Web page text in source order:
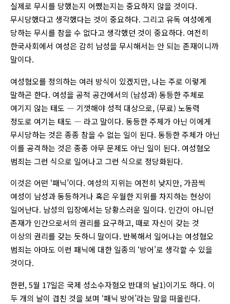
실제로 무시를 당했는지 어쨌는지는 중요하지 않을 것이다.
무시당했다고 생각했다는 것이 중요하다. 그리고 유독 여성에게
당하는 무시를 참을 수 없다고 생각했던 것이 중요하다. 여전히
한국사회에서 여성은 감히 남성을 무시해서는 안 되는 존재이니까
말이다.
여성혐오를 정의하는 여러 방식이 있겠지만, 나는 주로 이렇게
말하곤 한다. 여성을 공적 공간에서의 (남성과) 동등한 주체로
여기지 않는 태도 ― 기껏해야 성적 대상으로, (무료) 노동력
정도로 여기는 태도 ― 라고 말이다. 동등한 주체가 아닌 이에게
무시당하는 것은 종종 참을 수 없는 일이 된다. 동등한 주체가 아닌
이를 공격하는 것은 종종 아무 문제도 아닌 일이 된다. 여성혐오
범죄는 그런 식으로 일어나고 그런 식으로 정당화된다.
이것은 어떤 ‘패닉’이다. 여성의 지위는 여전히 낮지만, 가끔씩
여성이 남성과 동등하거나 혹은 우월한 지위를 차지하는 현상이
일어난다. 남성의 입장에서는 당황스러운 일이다. 인간이 아니던
존재가 인간으로서의 권리를 요구하고, 때로 자신이 갖는 것
이상의 권리를 갖는 듯하니 말이다. 반복해서 일어나는 여성혐오
범죄는 아마도 이런 패닉에 대한 일종의 ‘방어’로 생각할 수 있을
것이다.
한편, 5월 17일은 국제 성소수자혐오 반대의 날1)이기도 하다. 이
두 개의 날이 겹친 것을 보며 ‘패닉 방어’라는 말을 떠올린다.